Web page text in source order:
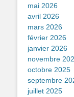
mai 2026
avril 2026
mars 2026
février 2026
janvier 2026
novembre
octobre 2025
septembre
juillet 2025